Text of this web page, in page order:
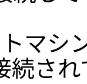
トマ
続さ